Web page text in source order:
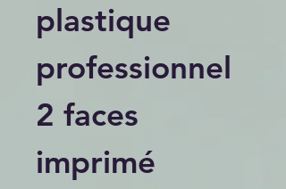
plastique
professionnel
2 faces
imprimé